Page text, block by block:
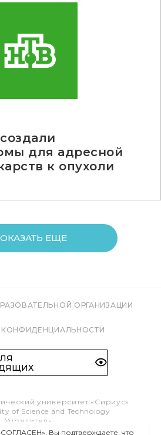
для адресной
к опухоли
ЕЩЕ
ОРГАНИЗАЦИИ
КОНФИДЕНЦИАЛЬНОСТИ
университет «Сириус»
of Science and Technology
Учредитель:
Фонд «Талант и успех»
Вы подтверждаете, что